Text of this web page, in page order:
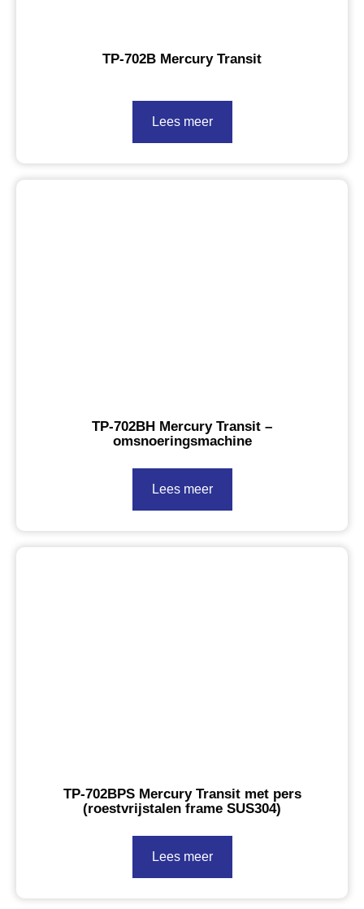
TP-702B Mercury Transit
Lees meer
TP-702BH Mercury Transit –
omsnoeringsmachine
Lees meer
TP-702BPS Mercury Transit met pers
(roestvrijstalen frame SUS304)
Lees meer